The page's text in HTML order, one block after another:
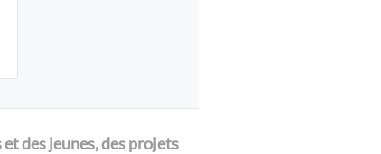
des jeunes, des projets